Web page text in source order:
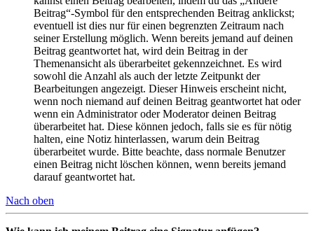
Beitrag“-Symbol für den entsprechenden Beitrag anklickst;
eventuell ist dies nur für einen begrenzten Zeitraum nach
seiner Erstellung möglich. Wenn bereits jemand auf deinen
Beitrag geantwortet hat, wird dein Beitrag in der
Themenansicht als überarbeitet gekennzeichnet. Es wird
sowohl die Anzahl als auch der letzte Zeitpunkt der
Bearbeitungen angezeigt. Dieser Hinweis erscheint nicht,
wenn noch niemand auf deinen Beitrag geantwortet hat oder
wenn ein Administrator oder Moderator deinen Beitrag
überarbeitet hat. Diese können jedoch, falls sie es für nötig
halten, eine Notiz hinterlassen, warum dein Beitrag
überarbeitet wurde. Bitte beachte, dass normale Benutzer
einen Beitrag nicht löschen können, wenn bereits jemand
darauf geantwortet hat.
Nach oben